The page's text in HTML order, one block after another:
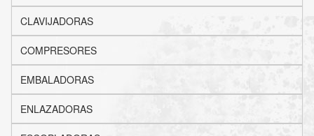
CLAVIJADORAS
COMPRESORES
EMBALADORAS
ENLAZADORAS